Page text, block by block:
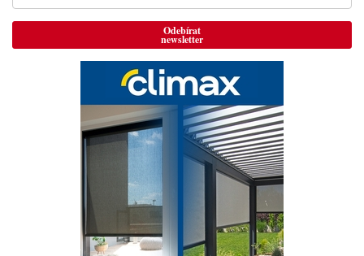
Odebírat
newsletter